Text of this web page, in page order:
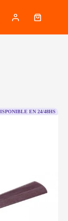
Carro
EN 24/48HS